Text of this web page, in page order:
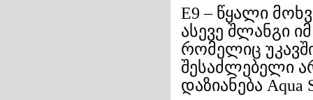
Е9 – წყალი
ასევე შლანგი
რომელიც
შესაძლებელი
დაზიანება Aqua